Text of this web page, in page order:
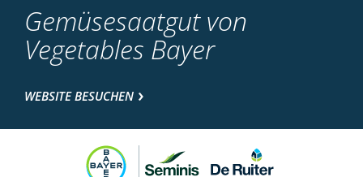
Gemüsesaatgut von
Vegetables Bayer
WEBSITE BESUCHEN